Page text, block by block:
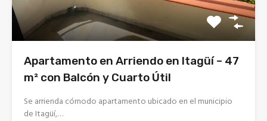
Apartamento en Arriendo en Itagüí – 47
m² con Balcón y Cuarto Útil
Se arrienda cómodo apartamento ubicado en el municipio
de Itagüí,…